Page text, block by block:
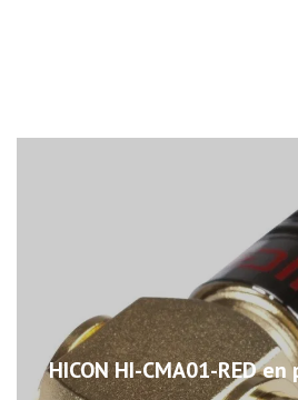
HICON HI-CMA01-RED